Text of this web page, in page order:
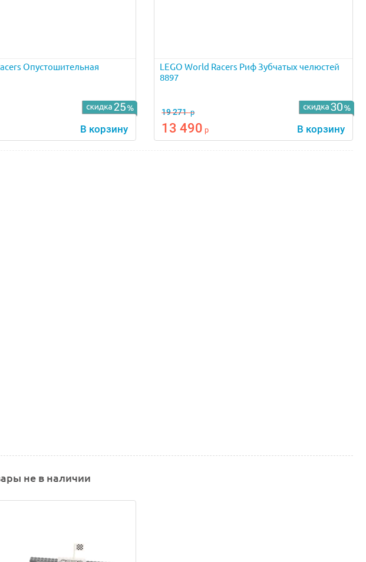
Опустошительная
В корзину
LEGO World Racers Риф Зубчатых челюстей
8897
19 271р
13 490 р В корзину
не в наличии